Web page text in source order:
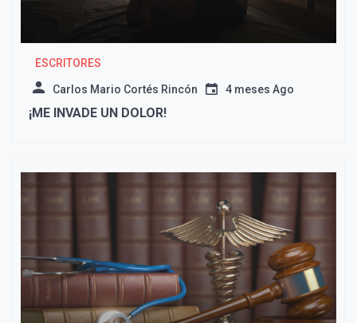
ESCRITORES
Carlos Mario Cortés Rincón 4 meses Ago
¡ME INVADE UN DOLOR!